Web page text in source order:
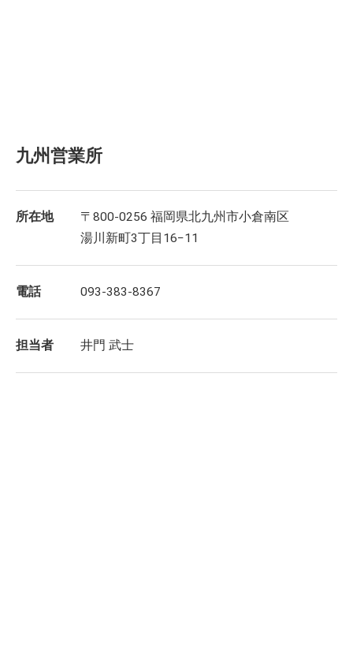
九州営業所
所在地
〒800-0256 福岡県北九州市小倉南区
湯川新町3丁目16−11
電話 093-383-8367
担当者 井門 武士